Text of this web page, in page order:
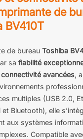
de
BV410T
de bureau Toshiba
sa fiabilité
connectivité avancées,
multiples (USB 2.0,
Bluetooth), elle
aux systèmes
Compatible